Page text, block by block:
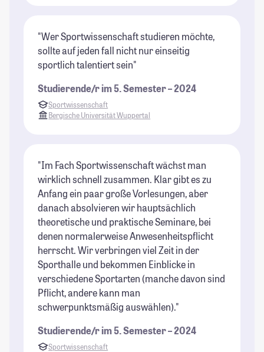
"Wer Sportwissenschaft studieren möchte,
sollte auf jeden fall nicht nur einseitig
sportlich talentiert sein"
Studierende/r im 5. Semester – 2024
Sportwissenschaft
Bergische Universität Wuppertal
"Im Fach Sportwissenschaft wächst man
wirklich schnell zusammen. Klar gibt es zu
Anfang ein paar große Vorlesungen, aber
danach absolvieren wir hauptsächlich
theoretische und praktische Seminare, bei
denen normalerweise Anwesenheitspflicht
herrscht. Wir verbringen viel Zeit in der
Sporthalle und bekommen Einblicke in
verschiedene Sportarten (manche davon sind
Pflicht, andere kann man
schwerpunktsmäßig auswählen)."
Studierende/r im 5. Semester – 2024
Sportwissenschaft